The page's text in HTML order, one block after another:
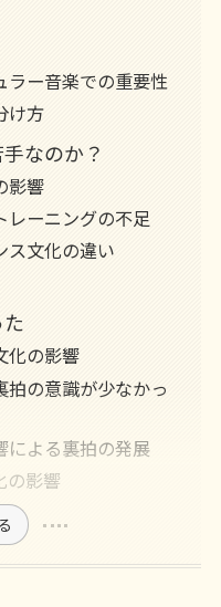
ラー音楽での重要性
け方
なのか？
影響
レーニングの不足
ス文化の違い
化の影響
拍の意識が少なかっ
による裏拍の発展
の影響